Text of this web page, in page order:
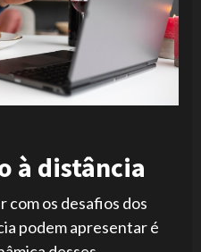
à distância
com os desafios dos
podem apresentar é